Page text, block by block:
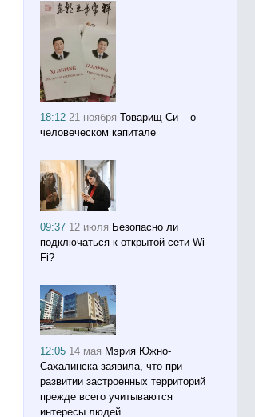
18:1221 ноября Товарищ Си – о
человеческом капитале
09:37 12 июля Безопасно ли
подключаться к открытой сети Wi-
Fi?
12:05 14 мая Мэрия Южно-
Сахалинска заявила, что при
развитии застроенных территорий
прежде всего учитываются
интересы людей